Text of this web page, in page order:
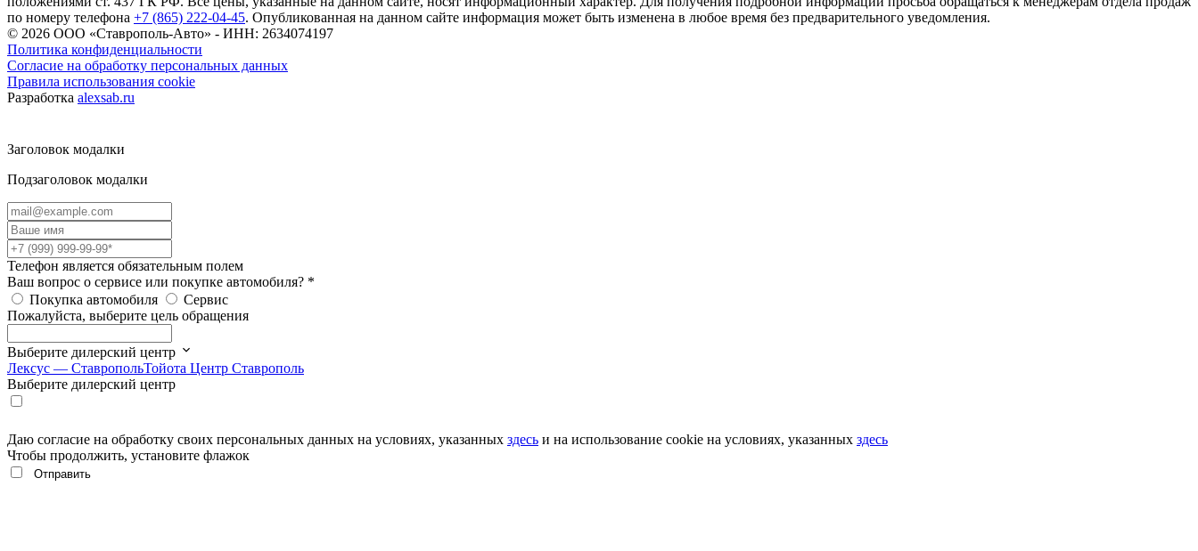
по номеру телефона +7 (865) 222-04-45. Опубликованная на данном сайте информация может быть изменена в любое время без предварительного уведомления.
© 2026 ООО «Ставрополь-Авто» - ИНН: 2634074197
Политика конфиденциальности
Согласие на обработку персональных данных
Правила использования cookie
Разработка alexsab.ru
Заголовок модалки
Подзаголовок модалки
Телефон является обязательным полем
Ваш вопрос о сервисе или покупке автомобиля? *
Покупка автомобиля
Сервис
Пожалуйста, выберите цель обращения
Выберите дилерский центр
Лексус — СтавропольТойота Центр Ставрополь
Выберите дилерский центр
Даю согласие на обработку своих персональных данных на условиях, указанных здесь и на использование cookie на условиях, указанных здесь
Чтобы продолжить, установите флажок